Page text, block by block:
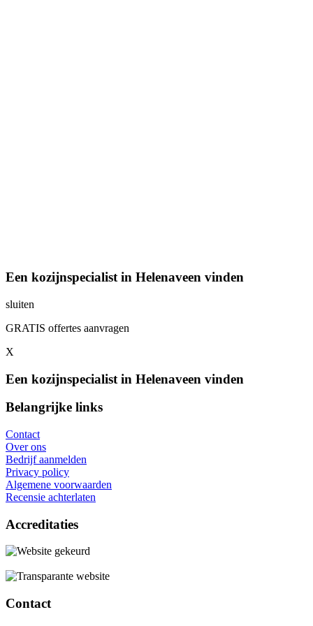
Een kozijnspecialist in Helenaveen vinden
sluiten
GRATIS offertes aanvragen
X
Een kozijnspecialist in Helenaveen vinden
Belangrijke links
Contact
Over ons
Bedrijf aanmelden
Privacy policy
Algemene voorwaarden
Recensie achterlaten
Accreditaties
Contact